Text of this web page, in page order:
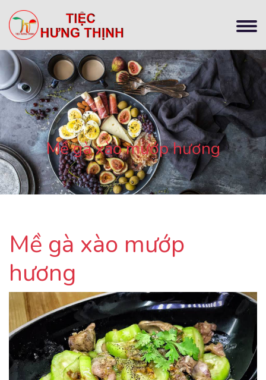
Mề gà xào mướp hương
Mề gà xào mướp
hương